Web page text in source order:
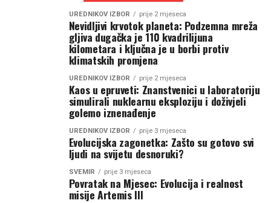
UREDNIKOV IZBOR prije 2 mjeseca
Nevidljivi krvotok planeta: Podzemna mreža
gljiva dugačka je 110 kvadrilijuna
kilometara i ključna je u borbi protiv
klimatskih promjena
UREDNIKOV IZBOR prije 2 mjeseca
Kaos u epruveti: Znanstvenici u laboratoriju
simulirali nuklearnu eksploziju i doživjeli
golemo iznenađenje
UREDNIKOV IZBOR prije 3 mjeseca
Evolucijska zagonetka: Zašto su gotovo svi
ljudi na svijetu desnoruki?
SVEMIR prije 3 mjeseca
Povratak na Mjesec: Evolucija i realnost
misije Artemis III